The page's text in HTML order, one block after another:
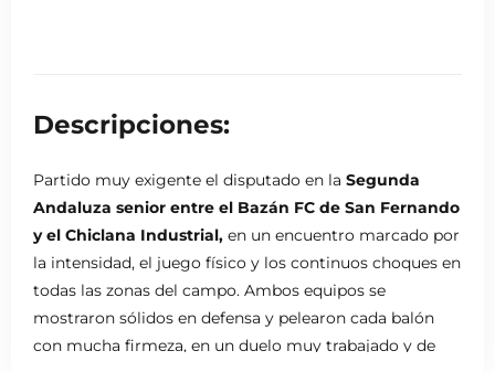
Descripciones:
Partido muy exigente el disputado en la Segunda
Andaluza senior entre el Bazán FC de San Fernando
y el Chiclana Industrial, en un encuentro marcado por
la intensidad, el juego físico y los continuos choques en
todas las zonas del campo. Ambos equipos se
mostraron sólidos en defensa y pelearon cada balón
con mucha firmeza, en un duelo muy trabajado y de